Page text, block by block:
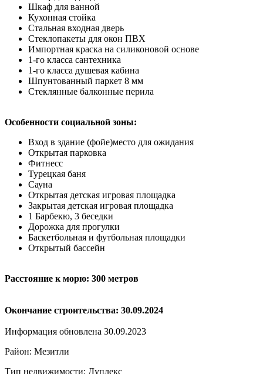
Шкаф для ванной
Кухонная стойка
Стальная входная дверь
Стеклопакеты для окон ПВХ
Импортная краска на силиконовой основе
1-го класса сантехника
1-го класса душевая кабина
Шпунтованный паркет 8 мм
Стеклянные балконные перила
Особенности социальной зоны:
Вход в здание (фойе)место для ожидания
Открытая парковка
Фитнесс
Турецкая баня
Сауна
Открытая детская игровая площадка
Закрытая детская игровая площадка
1 Барбекю, 3 беседки
Дорожка для прогулки
Баскетбольная и футбольная площадки
Открытый бассейн
Расстояние к морю: 300 метров
Окончание строительства: 30.09.2024
Информация обновлена 30.09.2023
Район: Мезитли
Тип недвижимости: Дуплекс